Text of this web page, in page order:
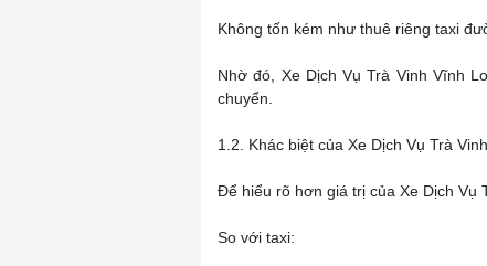
Không tốn kém như thuê riêng taxi
Nhờ đó, Xe Dịch Vụ Trà Vinh Vĩnh
chuyển.
1.2. Khác biệt của Xe Dịch Vụ Trà
Để hiểu rõ hơn giá trị của Xe Dịch Vụ
So với taxi: